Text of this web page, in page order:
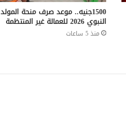
1500جنيه.. موعد صرف منحة المولد
النبوي 2026 للعمالة غير المنتظمة
منذ 5 ساعات